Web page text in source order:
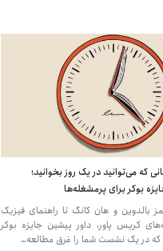
که می‌توانید در یک روز بخوانید؛
بوکر برای پرمشغله‌ها
بالدوین و هان کانگ تا راهنمای فیزیک
کریس پاور، داور پیشین جایزه بوکر
که در یک نشست شما را غرق مطالعه…